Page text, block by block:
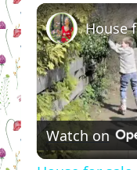
House
Watch on